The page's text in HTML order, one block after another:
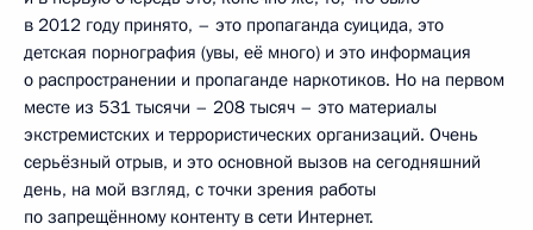
в 2012 году принято, – это пропаганда суицида, это
детская порнография (увы, её много) и это информация
о распространении и пропаганде наркотиков. Но на первом
месте из 531 тысячи – 208 тысяч – это материалы
экстремистских и террористических организаций. Очень
серьёзный отрыв, и это основной вызов на сегодняшний
день, на мой взгляд, с точки зрения работы
по запрещённому контенту в сети Интернет.